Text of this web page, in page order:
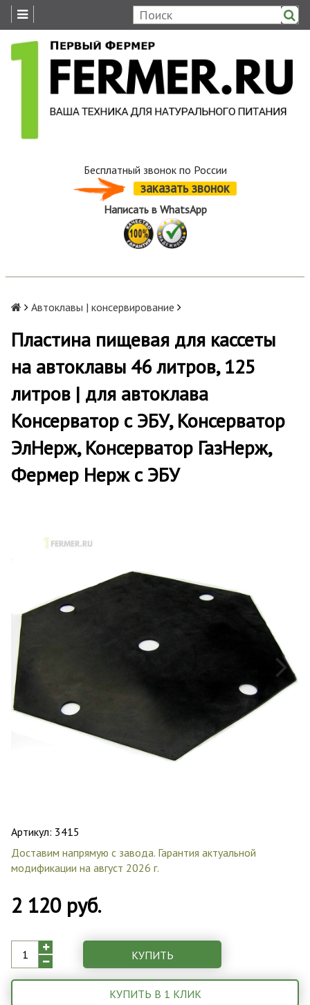
Бесплатный звонок по России
заказать звонок
Написать в WhatsApp
Автоклавы | консервирование
Пластина пищевая для кассеты
на автоклавы 46 литров, 125
литров | для автоклава
Консерватор с ЭБУ, Консерватор
ЭлНерж, Консерватор ГазНерж,
Фермер Нерж с ЭБУ
Артикул: 3415
Доставим напрямую с завода. Гарантия актуальной
модификации на август 2026 г.
2 120 руб.
КУПИТЬ
КУПИТЬ В 1 КЛИК